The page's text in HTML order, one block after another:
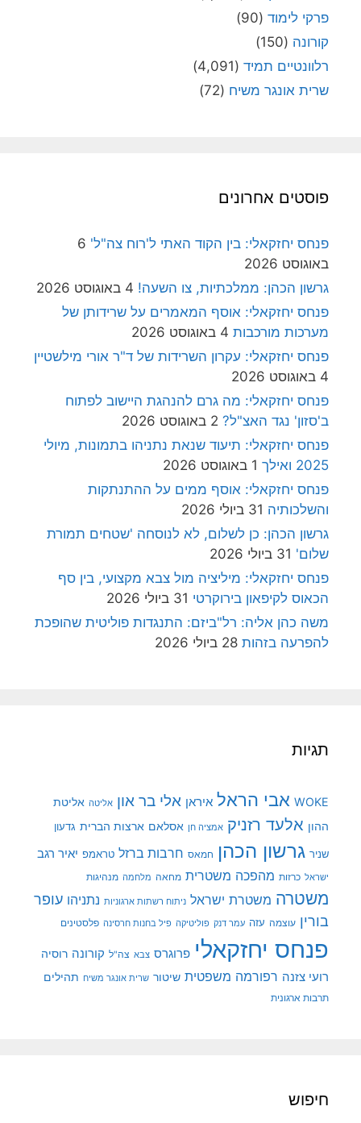
פרקי לימוד (90)
קורונה (150)
רלוונטיים תמיד (4,091)
שרית אונגר משיח (72)
פוסטים אחרונים
פנחס יחזקאלי: בין הקוד האתי ל'רוח צה"ל' 6
באוגוסט 2026
גרשון הכהן: ממלכתיות, צו השעה! 4 באוגוסט 2026
פנחס יחזקאלי: אוסף המאמרים על שרידותן של
מערכות מורכבות 4 באוגוסט 2026
פנחס יחזקאלי: עקרון השרידות של ד"ר אורי מילשטיין
4 באוגוסט 2026
פנחס יחזקאלי: מה גרם להנהגת היישוב לפתוח
ב'סזון' נגד האצ"ל? 2 באוגוסט 2026
פנחס יחזקאלי: תיעוד שנאת נתניהו בתמונות, מיולי
2025 ואילך
1 באוגוסט 2026
פנחס יחזקאלי: אוסף ממים על ההתנתקות
והשלכותיה 31 ביולי 2026
גרשון הכהן: כן לשלום, לא לנוסחה 'שטחים תמורת
שלום' 31 ביולי 2026
פנחס יחזקאלי: מיליציה מול צבא מקצועי, בין סף
הכאוס לקיפאון בירוקרטי 31 ביולי 2026
משה כהן אליה: רל"ביזם: התנגדות פוליטית שהופכת
להפרעה בזהות 28 ביולי 2026
תגיות
WOKE אבי הראל איראן אלי בר און אליטה אליטת
ההון אלעד רזניק אמציה חן אסלאם ארצות הברית גדעון
שניר גרשון הכהן חמאס חרבות ברזל טראמפ יאיר רגב
ישראל כרזות מהפכה משטרית מחאה מלחמה מנהיגות
משטרה משטרת ישראל ניתוח רשתות ארגוניות נתניהו עופר
בורין עוצמה עזה עמר דנק פוליטיקה פיל בחנות חרסינה פלסטינים
פנחס יחזקאלי פרוגרס צבא צה"ל קורונה רוסיה
רועי צזנה רפורמה משפטית שיטור שרית אונגר משיח תהילים
תרבות ארגונית
חיפוש